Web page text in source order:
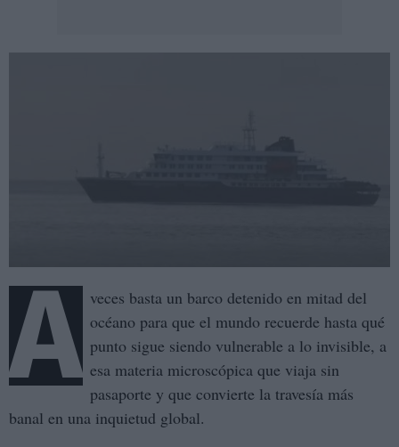
A veces basta un barco detenido en mitad del
océano para que el mundo recuerde hasta qué
punto sigue siendo vulnerable a lo invisible, a
esa materia microscópica que viaja sin
pasaporte y que convierte la travesía más
banal en una inquietud global.